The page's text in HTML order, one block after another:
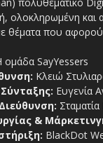
ολοκληρωμένη και
θέματα που
ομάδα SayYessers
Κλειώ
Ευγενία
&
BlackDot